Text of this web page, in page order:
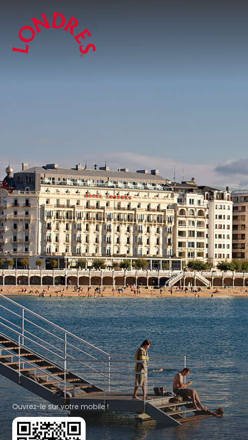
Ouvrez-le sur votre mobile !